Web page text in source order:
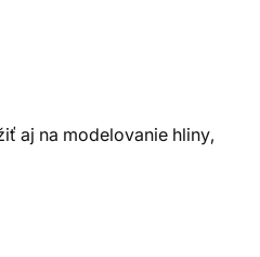
aj na modelovanie hliny,